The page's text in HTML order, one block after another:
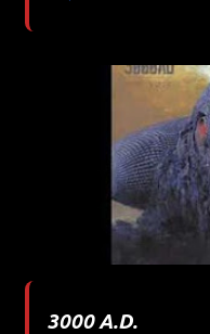
3000 A.D.